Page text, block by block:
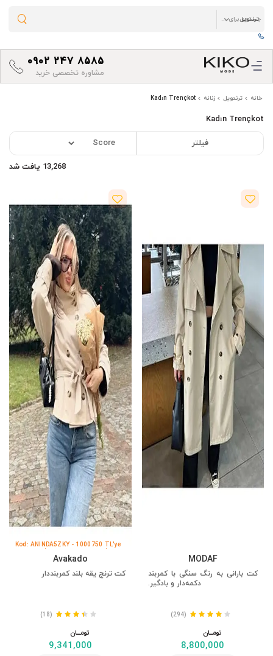
0902 247 8585
مشاوره تخصصی خرید
خانه ترندویل زنانه Kadın Trençkot
Kadın Trençkot
فیلتر
13,268 یافت شد
MODAF
کت بارانی به رنگ سنگی با کمربند
دکمه‌دار و بادگیر.
(294)
تومــــــان
8,800,000
Kod: ANINDA5ZKY - 1000 750 TL'ye
Avakado
کت ترنچ یقه بلند کمربنددار
(18)
تومــــــان
9,341,000